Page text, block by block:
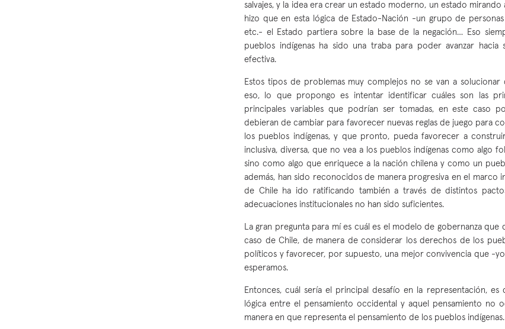
salvajes, y la idea era crear un estado moderno, un estado
hizo que en esta lógica de Estado-Nación -un grupo de
etc.- el Estado partiera sobre la base de la negación… Eso
pueblos indígenas ha sido una traba para poder avanzar hacia
efectiva.
Estos tipos de problemas muy complejos no se van a solucionar
eso, lo que propongo es intentar identificar cuáles son las
principales variables que podrían ser tomadas, en este caso
debieran de cambiar para favorecer nuevas reglas de juego para
los pueblos indígenas, y que pronto, pueda favorecer a
inclusiva, diversa, que no vea a los pueblos indígenas como algo
sino como algo que enriquece a la nación chilena y como un
además, han sido reconocidos de manera progresiva en el marco
de Chile ha ido ratificando también a través de distintos
adecuaciones institucionales no han sido suficientes.
La gran pregunta para mí es cuál es el modelo de gobernanza que
caso de Chile, de manera de considerar los derechos de los
políticos y favorecer, por supuesto, una mejor convivencia que -
esperamos.
Entonces, cuál sería el principal desafío en la representación,
lógica entre el pensamiento occidental y aquel pensamiento no
manera en que representa el pensamiento de los pueblos indígenas.